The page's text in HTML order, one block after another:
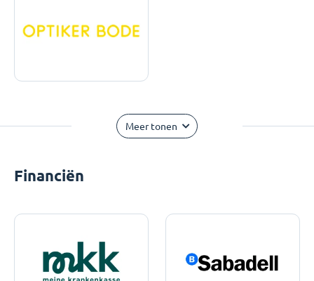
Meer tonen
Financiën